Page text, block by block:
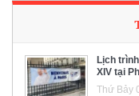
Lịch
XIV tại
Thứ Bảy